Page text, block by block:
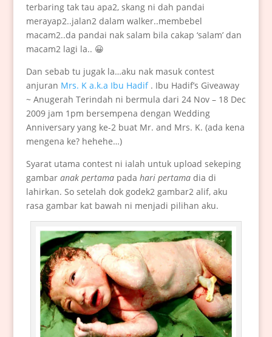
terbaring tak tau apa2, skang ni dah pandai
merayap2..jalan2 dalam walker..membebel
macam2..da pandai nak salam bila cakap ‘salam’ dan
macam2 lagi la.. 😀
Dan sebab tu jugak la…aku nak masuk contest
anjuran Mrs. K a.k.a Ibu Hadif . Ibu Hadif’s Giveaway
~ Anugerah Terindah ni bermula dari 24 Nov – 18 Dec
2009 jam 1pm bersempena dengan Wedding
Anniversary yang ke-2 buat Mr. and Mrs. K. (ada kena
mengena ke? hehehe…)
Syarat utama contest ni ialah untuk upload sekeping
gambar anak pertamapada hari pertamadia di
lahirkan. So setelah dok godek2 gambar2 alif, aku
rasa gambar kat bawah ni menjadi pilihan aku.